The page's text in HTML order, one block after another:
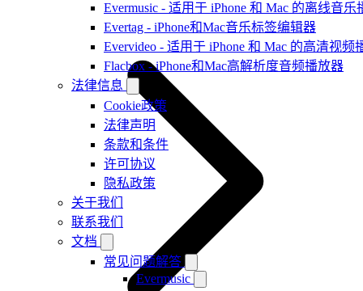
Evermusic - 适用于 iPhone 和 Mac 的离线音乐
Evertag - iPhone和Mac音乐标签编辑器
Evervideo - 适用于 iPhone 和 Mac 的高清视频
Flacbox - iPhone和Mac高解析度音频播放器
法律信息
Cookie政策
法律声明
条款和条件
许可协议
隐私政策
关于我们
联系我们
文档
常见问题解答
Evermusic